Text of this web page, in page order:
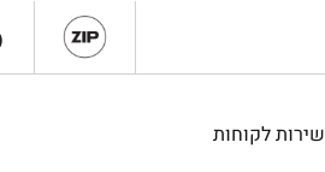
שירות לקוחות